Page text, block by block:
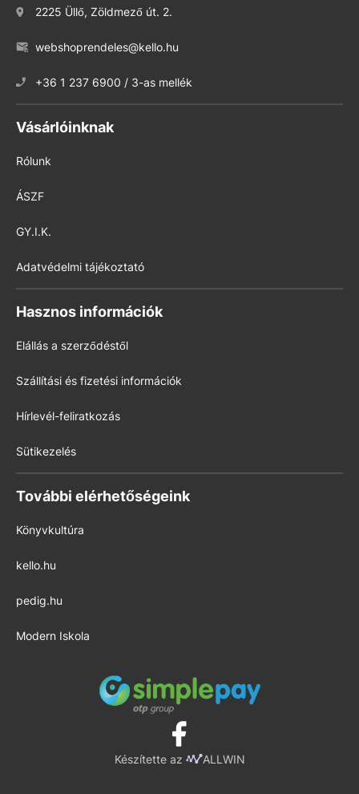
2225 Üllő, Zöldmező út. 2.
webshoprendeles@kello.hu
+36 1 237 6900 / 3-as mellék
Vásárlóinknak
Rólunk
ÁSZF
GY.I.K.
Adatvédelmi tájékoztató
Hasznos információk
Elállás a szerződéstől
Szállítási és fizetési információk
Hírlevél-feliratkozás
Sütikezelés
További elérhetőségeink
Könyvkultúra
kello.hu
pedig.hu
Modern Iskola
Készítette az ALLWIN